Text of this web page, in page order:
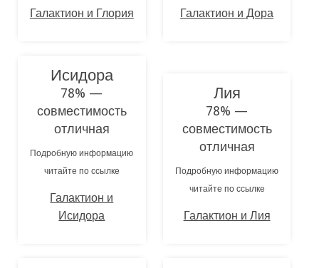
Галактион и Глория Галактион и Дора
Исидора
78% —
совместимость
отличная
Подробную информацию
читайте по ссылке
Галактион и
Исидора
Лия
78% —
совместимость
отличная
Подробную информацию
читайте по ссылке
Галактион и Лия